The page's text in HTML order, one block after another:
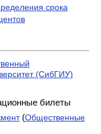
срока
(СибГИУ)
билеты
(Общественные